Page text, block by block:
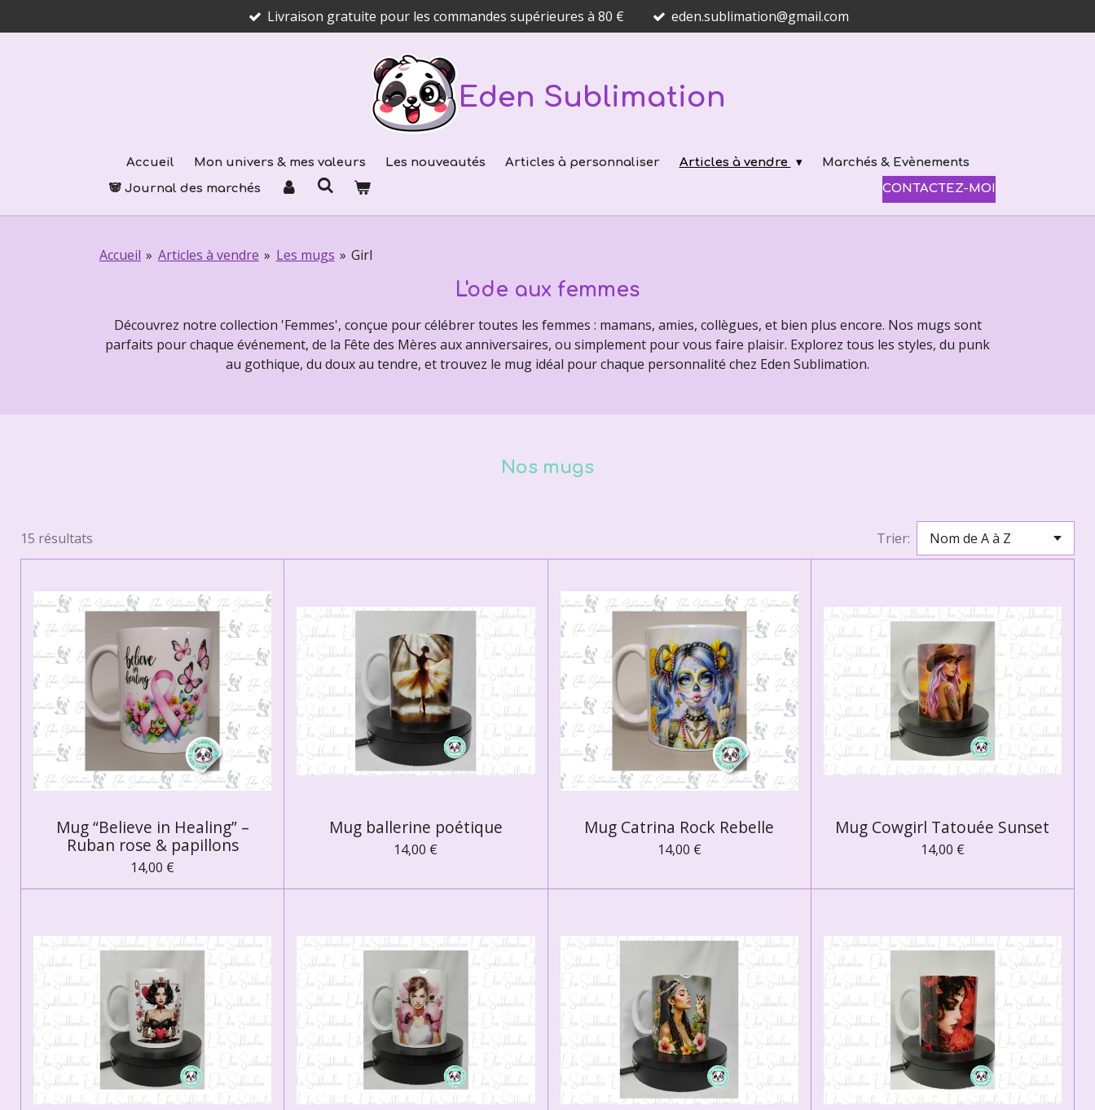
au
Livraison gratuite pour les commandes supérieures à 80 € eden.sublimation@gmail.com
Eden Sublimation
Accueil Mon univers & mes valeurs Les nouveautés Articles à personnaliser Articles à vendre
Marchés & Evènements
🐼 Journal des marchés
CONTACTEZ-MOI
Accueil » Articles à vendre » Les mugs » Girl
L'ode aux femmes
Découvrez notre collection 'Femmes', conçue pour célébrer toutes les femmes : mamans, amies, collègues, et bien plus encore. Nos mugs sont
parfaits pour chaque événement, de la Fête des Mères aux anniversaires, ou simplement pour vous faire plaisir. Explorez tous les styles, du punk
au gothique, du doux au tendre, et trouvez le mug idéal pour chaque personnalité chez Eden Sublimation.
Nos mugs
15 résultats Trier:
Mug “Believe in Healing” –
Ruban rose & papillons
14,00 €
Mug ballerine poétique
14,00 €
Mug Catrina Rock Rebelle
14,00 €
Mug Cowgirl Tatouée Sunset
14,00 €